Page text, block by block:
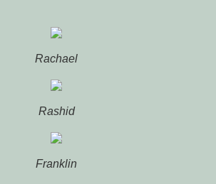
Rachael
Rashid
Franklin